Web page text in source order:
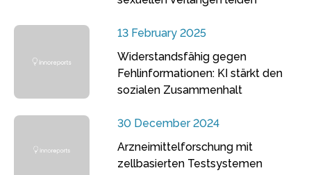
13 February 2025
Widerstandsfähig gegen
Fehlinformationen: KI stärkt den
sozialen Zusammenhalt
30 December 2024
Arzneimittelforschung mit
zellbasierten Testsystemen